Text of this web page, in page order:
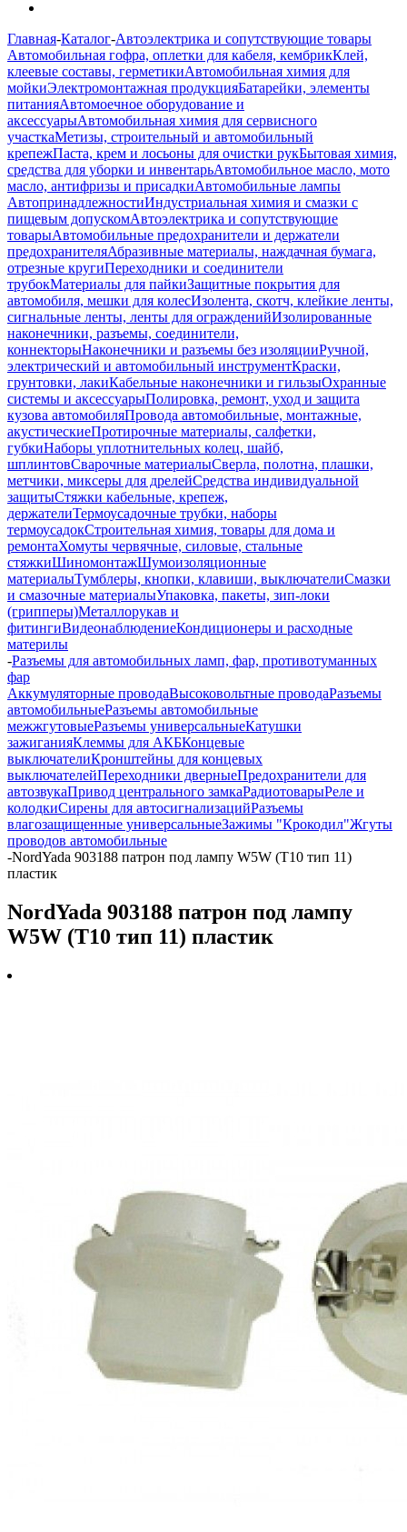
Главная-Каталог-Автоэлектрика и сопутствующие товары
Автомобильная гофра, оплетки для кабеля, кембрикКлей,
клеевые составы, герметикиАвтомобильная химия для
мойкиЭлектромонтажная продукцияБатарейки, элементы
питанияАвтомоечное оборудование и
аксессуарыАвтомобильная химия для сервисного
участкаМетизы, строительный и автомобильный
крепежПаста, крем и лосьоны для очистки рукБытовая химия,
средства для уборки и инвентарьАвтомобильное масло, мото
масло, антифризы и присадкиАвтомобильные лампы
АвтопринадлежностиИндустриальная химия и смазки с
пищевым допускомАвтоэлектрика и сопутствующие
товарыАвтомобильные предохранители и держатели
предохранителяАбразивные материалы, наждачная бумага,
отрезные кругиПереходники и соединители
трубокМатериалы для пайкиЗащитные покрытия для
автомобиля, мешки для колесИзолента, скотч, клейкие ленты,
сигнальные ленты, ленты для огражденийИзолированные
наконечники, разъемы, соединители,
коннекторыНаконечники и разъемы без изоляцииРучной,
электрический и автомобильный инструментКраски,
грунтовки, лакиКабельные наконечники и гильзыОхранные
системы и аксессуарыПолировка, ремонт, уход и защита
кузова автомобиляПровода автомобильные, монтажные,
акустическиеПротирочные материалы, салфетки,
губкиНаборы уплотнительных колец, шайб,
шплинтовСварочные материалыСверла, полотна, плашки,
метчики, миксеры для дрелейСредства индивидуальной
защитыСтяжки кабельные, крепеж,
держателиТермоусадочные трубки, наборы
термоусадокСтроительная химия, товары для дома и
ремонтаХомуты червячные, силовые, стальные
стяжкиШиномонтажШумоизоляционные
материалыТумблеры, кнопки, клавиши, выключателиСмазки
и смазочные материалыУпаковка, пакеты, зип-локи
(грипперы)Металлорукав и
фитингиВидеонаблюдениеКондиционеры и расходные
материлы
-Разъемы для автомобильных ламп, фар, противотуманных
фар
Аккумуляторные проводаВысоковольтные проводаРазъемы
автомобильныеРазъемы автомобильные
межжгутовыеРазъемы универсальныеКатушки
зажиганияКлеммы для АКБКонцевые
выключателиКронштейны для концевых
выключателейПереходники дверныеПредохранители для
автозвукаПривод центрального замкаРадиотоварыРеле и
колодкиСирены для автосигнализацийРазъемы
влагозащищенные универсальныеЗажимы "Крокодил"Жгуты
проводов автомобильные
-NordYada 903188 патрон под лампу W5W (Т10 тип 11)
пластик
NordYada 903188 патрон под лампу
W5W (Т10 тип 11) пластик